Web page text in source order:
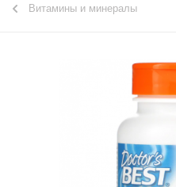
Витамины и минералы